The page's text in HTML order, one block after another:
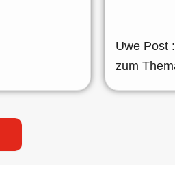
Uwe Post
zum